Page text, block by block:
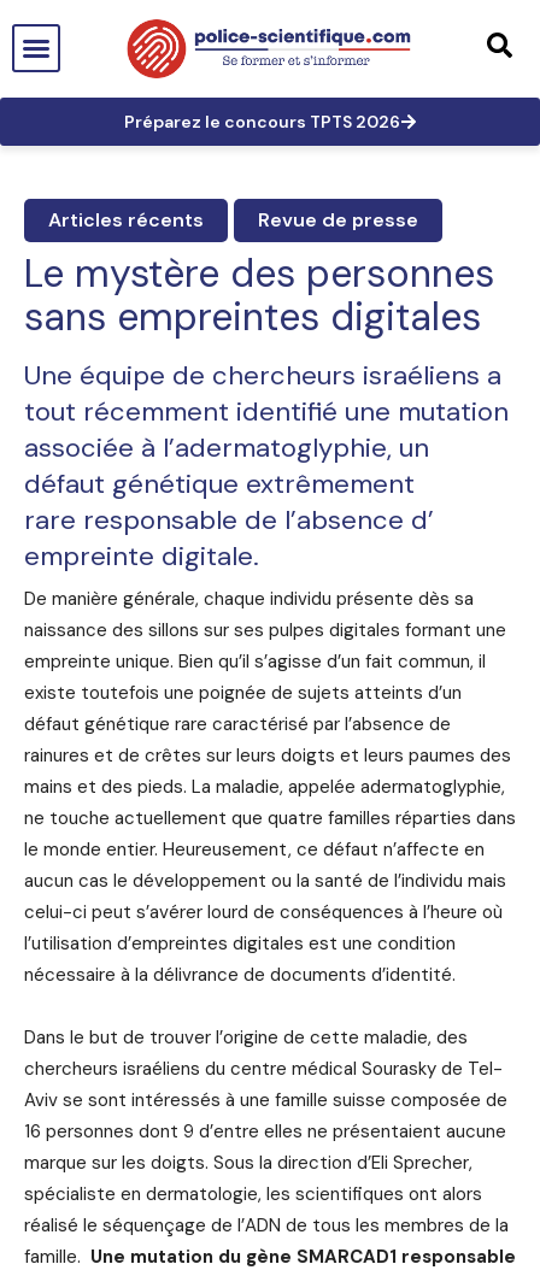
Préparez le concours TPTS 2026
Articles récents Revue de presse
Le mystère des personnes
sans empreintes digitales
Une équipe de chercheurs israéliens a
tout récemment identifié une mutation
associée à l’adermatoglyphie, un
défaut génétique extrêmement
rare responsable de l’absence d’
empreinte digitale.
De manière générale, chaque individu présente dès sa
naissance des sillons sur ses pulpes digitales formant une
empreinte unique. Bien qu’il s’agisse d’un fait commun, il
existe toutefois une poignée de sujets atteints d’un
défaut génétique rare caractérisé par l’absence de
rainures et de crêtes sur leurs doigts et leurs paumes des
mains et des pieds. La maladie, appelée adermatoglyphie,
ne touche actuellement que quatre familles réparties dans
le monde entier. Heureusement, ce défaut n’affecte en
aucun cas le développement ou la santé de l’individu mais
celui-ci peut s’avérer lourd de conséquences à l’heure où
l’utilisation d’empreintes digitales est une condition
nécessaire à la délivrance de documents d’identité.
Dans le but de trouver l’origine de cette maladie, des
chercheurs israéliens du centre médical Sourasky de Tel-
Aviv se sont intéressés à une famille suisse composée de
16 personnes dont 9 d’entre elles ne présentaient aucune
marque sur les doigts. Sous la direction d’Eli Sprecher,
spécialiste en dermatologie, les scientifiques ont alors
réalisé le séquençage de l’ADN de tous les membres de la
famille. Une mutation du gène SMARCAD1 responsable